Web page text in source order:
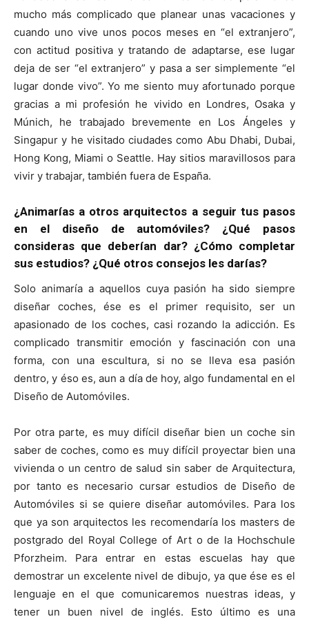
mucho más complicado que planear unas vacaciones y
cuando uno vive unos pocos meses en “el extranjero”,
con actitud positiva y tratando de adaptarse, ese lugar
deja de ser “el extranjero” y pasa a ser simplemente “el
lugar donde vivo”. Yo me siento muy afortunado porque
gracias a mi profesión he vivido en Londres, Osaka y
Múnich, he trabajado brevemente en Los Ángeles y
Singapur y he visitado ciudades como Abu Dhabi, Dubai,
Hong Kong, Miami o Seattle. Hay sitios maravillosos para
vivir y trabajar, también fuera de España.
¿Animarías a otros arquitectos a seguir tus pasos
en el diseño de automóviles? ¿Qué pasos
consideras que deberían dar? ¿Cómo completar
sus estudios? ¿Qué otros consejos les darías?
Solo animaría a aquellos cuya pasión ha sido siempre
diseñar coches, ése es el primer requisito, ser un
apasionado de los coches, casi rozando la adicción. Es
complicado transmitir emoción y fascinación con una
forma, con una escultura, si no se lleva esa pasión
dentro, y éso es, aun a día de hoy, algo fundamental en el
Diseño de Automóviles.
Por otra parte, es muy difícil diseñar bien un coche sin
saber de coches, como es muy difícil proyectar bien una
vivienda o un centro de salud sin saber de Arquitectura,
por tanto es necesario cursar estudios de Diseño de
Automóviles si se quiere diseñar automóviles. Para los
que ya son arquitectos les recomendaría los masters de
postgrado del Royal College of Art o de la Hochschule
Pforzheim. Para entrar en estas escuelas hay que
demostrar un excelente nivel de dibujo, ya que ése es el
lenguaje en el que comunicaremos nuestras ideas, y
tener un buen nivel de inglés. Esto último es una